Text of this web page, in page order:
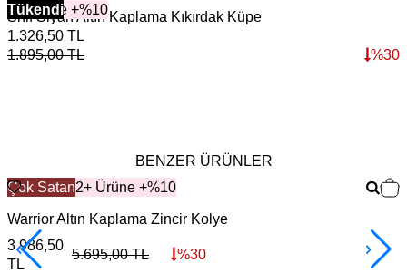
2+ Ürüne +%10
Tükendi
Snif Siyah Altın Kaplama Kıkırdak Küpe
1.326,50 TL
1.895,00TL %30
BENZER ÜRÜNLER
Çok Satan2+ Ürüne +%10
Warrior Altın Kaplama Zincir Kolye
3.986,50
TL
5.695,00TL %30